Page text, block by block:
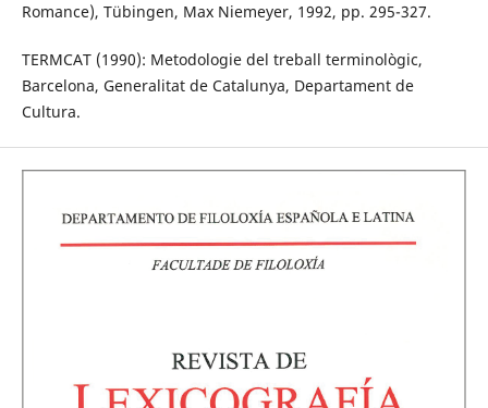
Romance), Tübingen, Max Niemeyer, 1992, pp. 295-327.
TERMCAT (1990): Metodologie del treball terminològic,
Barcelona, Generalitat de Catalunya, Departament de
Cultura.